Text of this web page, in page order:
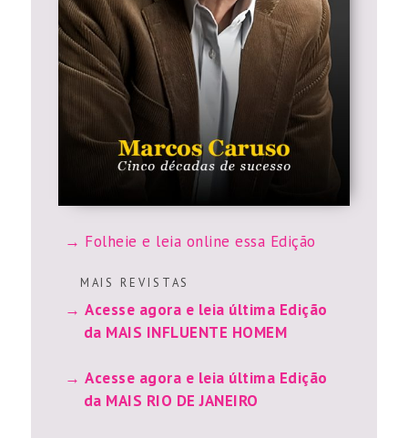
Folheie e leia online essa Edição
M A I S R E V I S T A S
Acesse agora e leia última Edição
da MAIS INFLUENTE HOMEM
Acesse agora e leia última Edição
da MAIS RIO DE JANEIRO